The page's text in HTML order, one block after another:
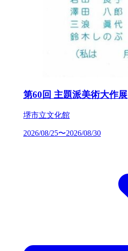
第60回 主題派美術大作展
堺市立文化館
2026/08/25〜2026/08/30